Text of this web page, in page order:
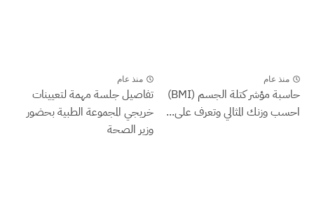
منذ عام
حاسبة مؤشر كتلة الجسم (BMI)
احسب وزنك المثالي وتعرف على...
منذ عام
تفاصيل جلسة مهمة لتعيينات
خريجي المجموعة الطبية بحضور
وزير الصحة